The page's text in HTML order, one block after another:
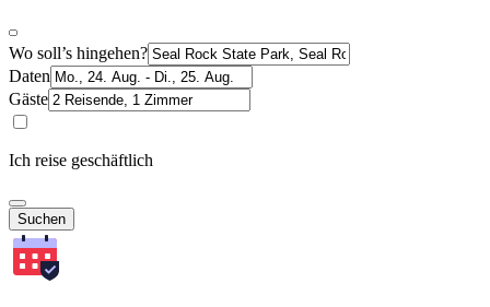
Wo soll’s hingehen?
Daten
Gäste
Ich reise geschäftlich
Suchen